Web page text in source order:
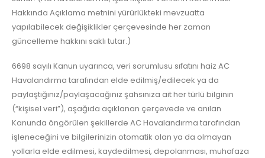
Hakkında Açıklama metnini yürürlükteki mevzuatta
yapılabilecek değişiklikler çerçevesinde her zaman
güncelleme hakkını saklı tutar.)
6698 sayılı Kanun uyarınca, veri sorumlusu sıfatını haiz AC
Havalandırma tarafından elde edilmiş/edilecek ya da
paylaştığınız/paylaşacağınız şahsınıza ait her türlü bilginin
(“kişisel veri”), aşağıda açıklanan çerçevede ve anılan
Kanunda öngörülen şekillerde AC Havalandırma tarafından
işleneceğini ve bilgilerinizin otomatik olan ya da olmayan
yollarla elde edilmesi, kaydedilmesi, depolanması, muhafaza